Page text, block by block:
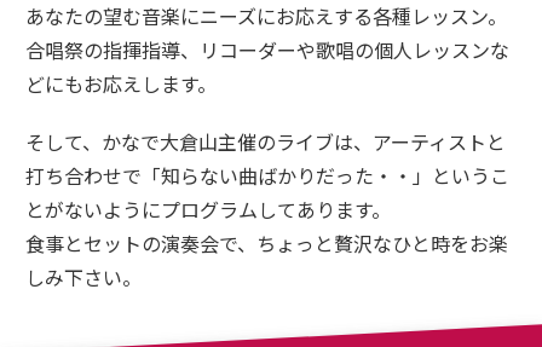
あなたの望む音楽にニーズにお応えする各種レッスン。
合唱祭の指揮指導、リコーダーや歌唱の個人レッスンな
どにもお応えします。
そして、かなで大倉山主催のライブは、アーティストと
打ち合わせで「知らない曲ばかりだった・・」というこ
とがないようにプログラムしてあります。
食事とセットの演奏会で、ちょっと贅沢なひと時をお楽
しみ下さい。